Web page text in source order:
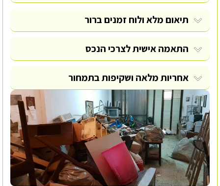
תיאום מלא ולוח זמנים ברור
התאמה אישית לצרכי הנכס
אחריות מלאה ושקיפות בתמחור